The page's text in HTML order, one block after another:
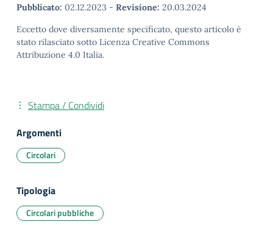
Pubblicato: 02.12.2023 - Revisione: 20.03.2024
Eccetto dove diversamente specificato, questo articolo è
stato rilasciato sotto Licenza Creative Commons
Attribuzione 4.0 Italia.
Stampa / Condividi
Argomenti
Circolari
Tipologia
Circolari pubbliche